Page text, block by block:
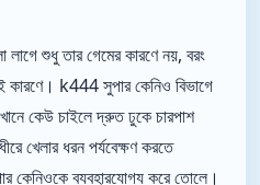
শুধু তার গেমের কারণে নয়, বরং
কারণে। k444 সুপার কেনিও বিভাগে
কেউ চাইলে দ্রুত ঢুকে চারপাশ
খেলার ধরন পর্যবেক্ষণ করতে
কেনিওকে ব্যবহারযোগ্য করে তোলে।